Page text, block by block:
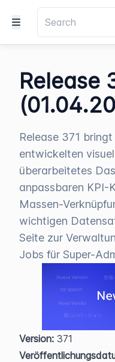
Release
Release 371
entwickelten
überarbeitetes
anpassbaren KPI-
Massen-
wichtigen
Seite zur
Jobs für Super-
Version: 371